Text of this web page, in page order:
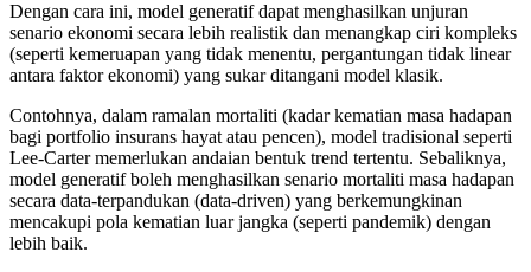
Dengan cara ini, model generatif dapat menghasilkan unjuran
senario ekonomi secara lebih realistik dan menangkap ciri kompleks
(seperti kemeruapan yang tidak menentu, pergantungan tidak linear
antara faktor ekonomi) yang sukar ditangani model klasik.
Contohnya, dalam ramalan mortaliti (kadar kematian masa hadapan
bagi portfolio insurans hayat atau pencen), model tradisional seperti
Lee-Carter memerlukan andaian bentuk trend tertentu. Sebaliknya,
model generatif boleh menghasilkan senario mortaliti masa hadapan
secara data-terpandukan (data-driven) yang berkemungkinan
mencakupi pola kematian luar jangka (seperti pandemik) dengan
lebih baik.